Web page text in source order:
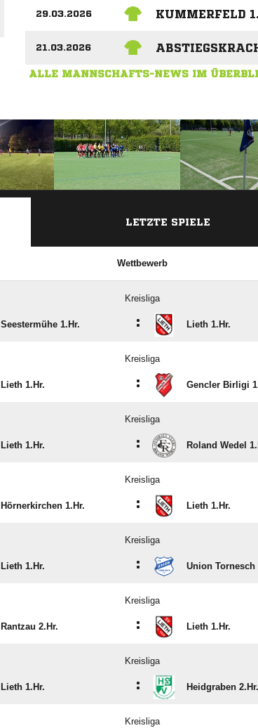
29.03.2026 KUMMERFELD
21.03.2026
ALLE MANNSCHAFTS-NEWS IM
LETZTE SPIELE
Wettbewerb
Kreisliga
Seestermühe 1.Hr. : Lieth 1.Hr.
Kreisliga
Lieth 1.Hr. : Gencler Birligi
Kreisliga
Lieth 1.Hr. : Roland Wedel
Kreisliga
Hörnerkirchen 1.Hr. : Lieth 1.Hr.
Kreisliga
Lieth 1.Hr. : Union Tornesch
Kreisliga
Rantzau 2.Hr. : Lieth 1.Hr.
Kreisliga
Lieth 1.Hr. : Heidgraben 2.Hr.
Kreisliga